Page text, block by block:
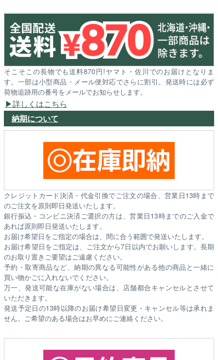
そこそこの長物でも送料870円!ヤマト・佐川でのお届けとなりま
す。一部は小型商品・メール便対応でさらに割引。発送時には必ず
荷物追跡用の番号をメールでお知らせします。
詳しくはこちら
納期について
クレジットカード決済・代金引換でご注文の場合、営業日13時まで
のご注文を原則即日発送いたします。
銀行振込・コンビニ決済ご選択の方は、営業日13時までのご入金で
あれば原則即日発送いたします。
お届け希望日をご指定の場合は、間に合う範囲で発送いたします。
お届け希望日をご指定は、ご注文から7日以内でお願いします。長期
のお取り置きご要望はご遠慮ください。
予約・取寄商品など、納期の異なる可能性がある他の商品と一緒に
買い物かごに入れないでください。
万一、発送可能な在庫がない場合は、店舗都合キャンセルとさせて
いただきます。
発送予定日の13時以降のお届け希望日変更・キャンセル等は承れま
せん。ご希望のある場合はお早めにご連絡ください。